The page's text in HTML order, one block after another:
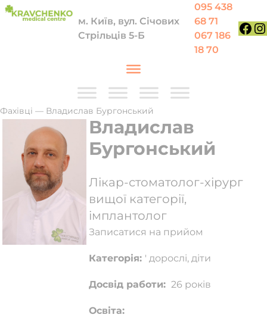
Перейти до вмісту
м. Київ, вул. Січових
Стрільців 5-Б
095 438
68 71
067 186
18 70
Фахівці — Владислав Бургонський
Владислав
Бургонський
Лікар-стоматолог-хірург
вищої категорії,
імплантолог
Записатися на прийом
Категорія: ' дорослі, діти
Досвід работи: 26 років
Освіта: